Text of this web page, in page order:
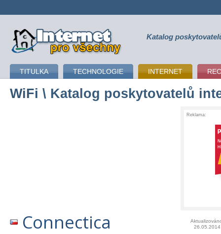
připojení k internetu Katalog
TITULKA TECHNOLOGIE INTERNET
WiFi \ Katalog poskytovatelů
Reklama:
Connectica
26.05.2014